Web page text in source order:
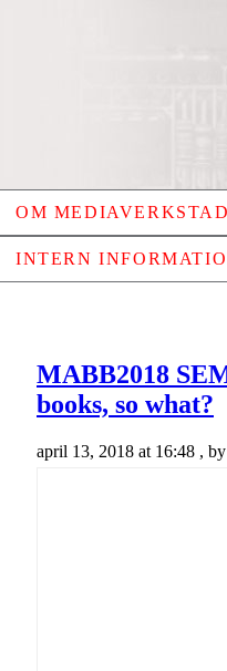
OM
INTERN
MABB2018
books, so what?
april 13, 2018 at 16:48 ,